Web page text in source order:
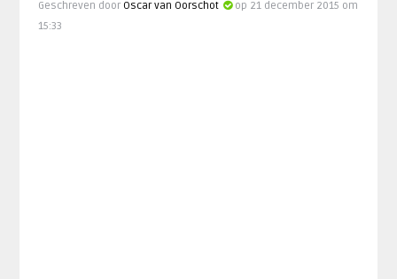
Geschreven door Oscar van Oorschot
op 21 december 2015 om
15:33